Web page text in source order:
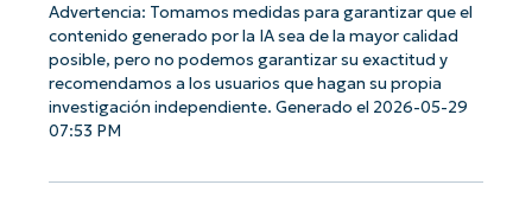
Advertencia: Tomamos medidas para garantizar que el
contenido generado por la IA sea de la mayor calidad
posible, pero no podemos garantizar su exactitud y
recomendamos a los usuarios que hagan su propia
investigación independiente. Generado el 2026-05-29
07:53 PM